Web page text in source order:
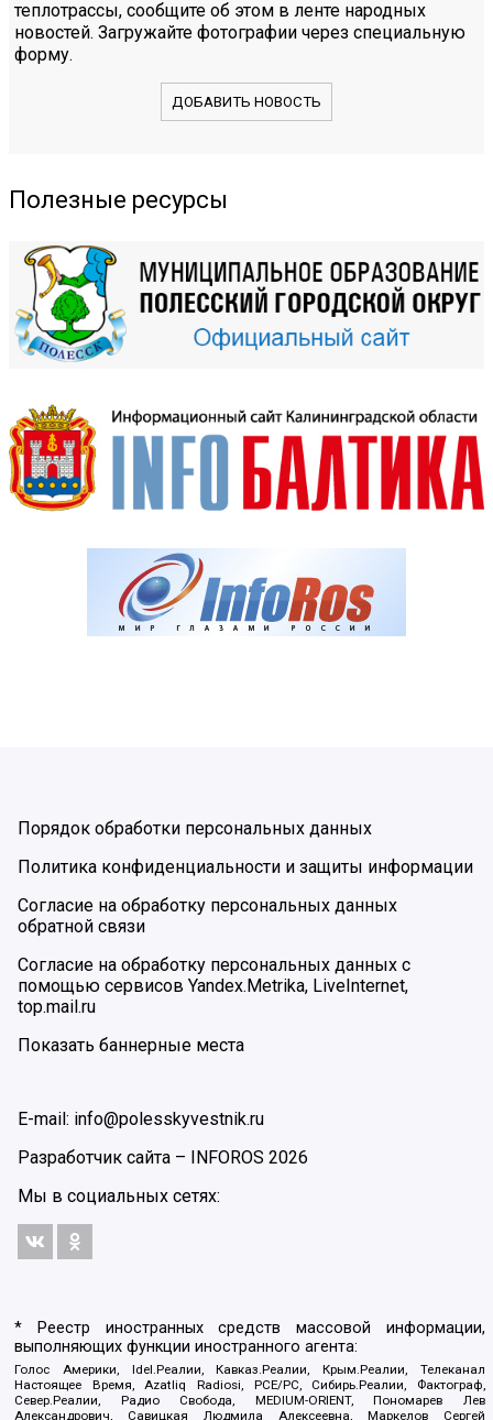
теплотрассы, сообщите об этом в ленте народных
новостей. Загружайте фотографии через специальную
форму.
ДОБАВИТЬ НОВОСТЬ
Полезные ресурсы
Порядок обработки персональных данных
Политика конфиденциальности и защиты информации
Согласие на обработку персональных данных
обратной связи
Согласие на обработку персональных данных с
помощью сервисов Yandex.Metrika, LiveInternet,
top.mail.ru
Показать баннерные места
E-mail: info@polesskyvestnik.ru
Разработчик сайта – INFOROS 2026
Мы в социальных сетях:
* Реестр иностранных средств массовой информации,
выполняющих функции иностранного агента:
Голос Америки, Idel.Реалии, Кавказ.Реалии, Крым.Реалии, Телеканал
Настоящее Время, Azatliq Radiosi, PCE/PC, Сибирь.Реалии, Фактограф,
Север.Реалии, Радио Свобода, MEDIUM-ORIENT, Пономарев Лев
Александрович, Савицкая Людмила Алексеевна, Маркелов Сергей